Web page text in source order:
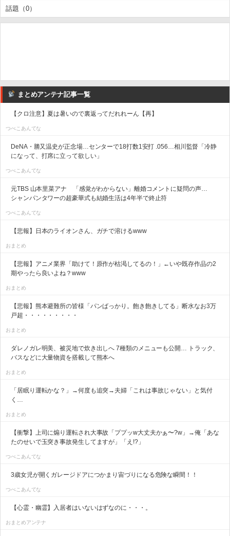
話題（0）
まとめアンテナ記事一覧
【クロ注意】夏は暑いので裏返ってだれれーん【再】
つべこあんてな
DeNA・勝又温史が正念場…センターで18打数1安打 .056…相川監督「冷静
になって、打席に立って欲しい」
つべこあんてな
元TBS 山本里菜アナ 「感覚がわからない」離婚コメントに疑問の声…
シャンパンタワーの超豪華式も結婚生活は4年半で終止符
つべこあんてな
【悲報】日本のライオンさん、ガチで溶けるwww
おまとめ
【悲報】アニメ業界「助けて！原作が枯渇してるの！」←いや既存作品の2
期やったら良いよね？www
おまとめ
【悲報】熊本避難所の皆様「パンばっかり。飽き飽きしてる」断水なお3万
戸超・・・・・・・・・
おまとめ
ダレノガレ明美、被災地で炊き出しへ 7種類のメニューも公開… トラック、
バスなどに大量物資を搭載して熊本へ
おまとめ
「居眠り運転かな？」→何度も追突→夫婦「これは事故じゃない」と気付
く…
おまとめ
【衝撃】上司に煽り運転され大事故「ププッw大丈夫かぁ〜?w」→俺「あな
たのせいで玉突き事故発生してますが」「え!?」
つべこあんてな
3歳女児が開くガレージドアにつかまり宙づりになる危険な瞬間！！
つべこあんてな
【心霊・幽霊】入居者はいないはずなのに・・・。
おまとめアンテナ